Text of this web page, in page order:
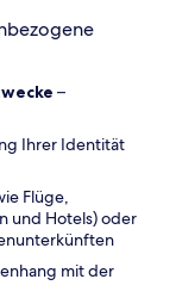
–
Ihrer Identität
Flüge,
und Hotels) oder
mit der